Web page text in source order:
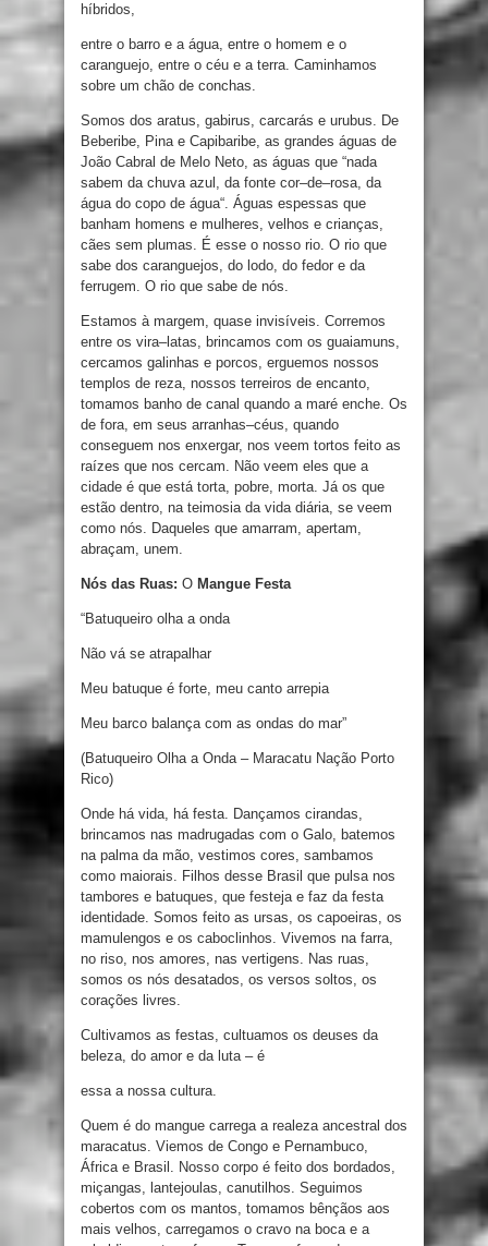
híbridos,
entre o barro e a água, entre o homem e o
caranguejo, entre o céu e a terra. Caminhamos
sobre um chão de conchas.
Somos dos aratus, gabirus, carcarás e urubus. De
Beberibe, Pina e Capibaribe, as grandes águas de
João Cabral de Melo Neto, as águas que “nada
sabem da chuva azul , da fonte cor–de–rosa, da
água do copo de água“. Águas espessas que
banham homens e mulheres, velhos e crianças,
cães sem plumas. É esse o nosso rio. O rio que
sabe dos caranguejos, do lodo, do fedor e da
ferrugem. O rio que sabe de nós.
Estamos à margem, quase invisíveis. Corremos
entre os vira–latas, brincamos com os guaiamuns,
cercamos galinhas e porcos, erguemos nossos
templos de reza, nossos terreiros de encanto,
tomamos banho de canal quando a maré enche. Os
de fora, em seus arranhas–céus, quando
conseguem nos enxergar, nos veem tortos feito as
raízes que nos cercam. Não veem eles que a
cidade é que está torta, pobre, morta. Já os que
estão dentro, na teimosia da vida diária, se veem
como nós. Daqueles que amarram, apertam,
abraçam, unem.
Nós das Ruas: O Mangue Festa
“Batuqueiro olha a onda
Não vá se atrapalhar
Meu batuque é forte, meu canto arrepia
Meu barco balança com as ondas do mar”
(Batuqueiro Olha a Onda – Maracatu Nação Porto
Rico)
Onde há vida, há festa. Dançamos cirandas,
brincamos nas madrugadas com o Galo, batemos
na palma da mão, vestimos cores, sambamos
como maiorais. Filhos desse Brasil que pulsa nos
tambores e batuques, que festeja e faz da festa
identidade. Somos feito as ursas, os capoeiras, os
mamulengos e os caboclinhos. Vivemos na farra,
no riso, nos amores, nas vertigens. Nas ruas,
somos os nós desatados, os versos soltos, os
corações livres.
Cultivamos as festas, cultuamos os deuses da
beleza, do amor e da luta – é
essa a nossa cultura.
Quem é do mangue carrega a realeza ancestral dos
maracatus. Viemos de Congo e Pernambuco,
África e Brasil . Nosso corpo é feito dos bordados,
miçangas, lantejoulas, canutilhos. Seguimos
cobertos com os mantos, tomamos bênçãos aos
mais velhos, carregamos o cravo na boca e a